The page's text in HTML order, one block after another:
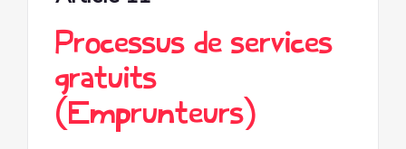
Processus de services
gratuits
(Emprunteurs)